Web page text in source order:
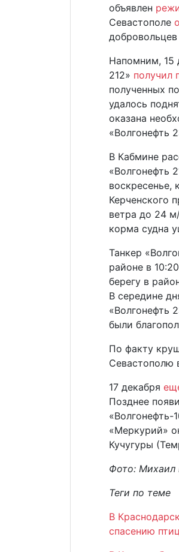
объявлен
Севастополе
Напомним, 15
212» получил
полученных
удалось
оказана
«Волгонефть
В Кабмине
«Волгонефть
воскресенье,
Керченского
ветра до 24
корма судна
Танкер
районе в
берегу в
В середине
«Волгонефть
были
По факту
Севастополю
17 декабря
Позднее
«Меркурий»
Кучугуры
Фото: Михаил
Теги по теме
В
спасению